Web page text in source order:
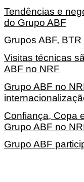
Tendências e
do Grupo ABF
Grupos ABF,
Visitas técnicas
ABF no NRF
Grupo ABF no
Confiança, Copa
Grupo ABF no
Grupo ABF